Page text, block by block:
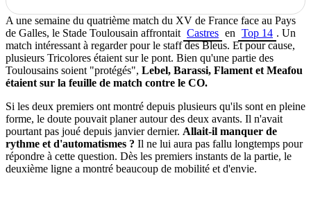
A une semaine du quatrième match du XV de France face au Pays
de Galles, le Stade Toulousain affrontait Castres en Top 14 . Un
match intéressant à regarder pour le staff des Bleus. Et pour cause,
plusieurs Tricolores étaient sur le pont. Bien qu'une partie des
Toulousains soient "protégés", Lebel, Barassi, Flament et Meafou
étaient sur la feuille de match contre le CO.
Si les deux premiers ont montré depuis plusieurs qu'ils sont en pleine
forme, le doute pouvait planer autour des deux avants. Il n'avait
pourtant pas joué depuis janvier dernier. Allait-il manquer de
rythme et d'automatismes ? Il ne lui aura pas fallu longtemps pour
répondre à cette question. Dès les premiers instants de la partie, le
deuxième ligne a montré beaucoup de mobilité et d'envie.